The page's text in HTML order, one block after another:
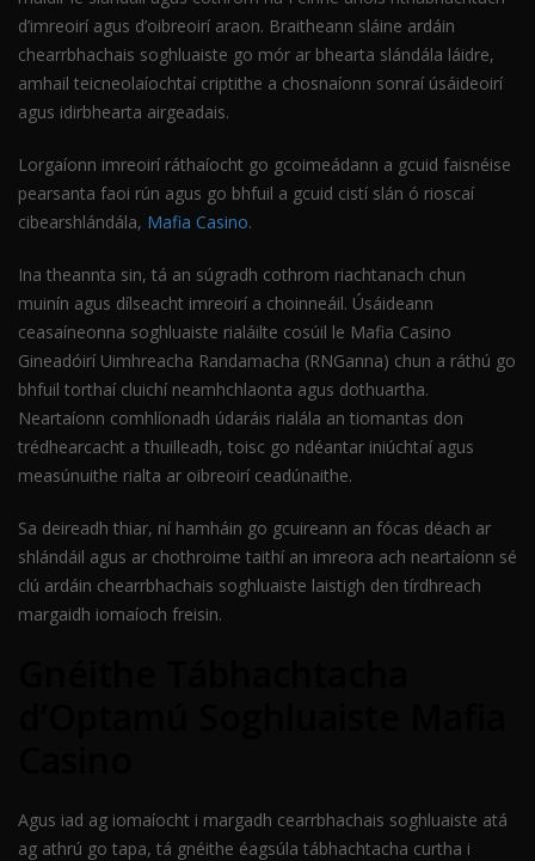
d’imreoirí agus d’oibreoirí araon. Braitheann sláine ardáin
chearrbhachais soghluaiste go mór ar bhearta slándála láidre,
amhail teicneolaíochtaí criptithe a chosnaíonn sonraí úsáideoirí
agus idirbhearta airgeadais.
Lorgaíonn imreoirí ráthaíocht go gcoimeádann a gcuid faisnéise
pearsanta faoi rún agus go bhfuil a gcuid cistí slán ó rioscaí
cibearshlándála, Mafia Casino.
Ina theannta sin, tá an súgradh cothrom riachtanach chun
muinín agus dílseacht imreoirí a choinneáil. Úsáideann
ceasaíneonna soghluaiste rialáilte cosúil le Mafia Casino
Gineadóirí Uimhreacha Randamacha (RNGanna) chun a ráthú go
bhfuil torthaí cluichí neamhchlaonta agus dothuartha.
Neartaíonn comhlíonadh údaráis rialála an tiomantas don
trédhearcacht a thuilleadh, toisc go ndéantar iniúchtaí agus
measúnuithe rialta ar oibreoirí ceadúnaithe.
Sa deireadh thiar, ní hamháin go gcuireann an fócas déach ar
shlándáil agus ar chothroime taithí an imreora ach neartaíonn sé
clú ardáin chearrbhachais soghluaiste laistigh den tírdhreach
margaidh iomaíoch freisin.
Agus iad ag iomaíocht i margadh cearrbhachais soghluaiste atá
ag athrú go tapa, tá gnéithe éagsúla tábhachtacha curtha i